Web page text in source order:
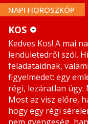
NAPI HOROSZKÓP
KOS
BIKA
IKREK
RÁK
KOS
Kedves Kos! A mai
lendületedről szól.
feladataidnak,
figyelmedet: egy
régi, lezáratlan ügy.
Most az visz előre,
hogy egy régi